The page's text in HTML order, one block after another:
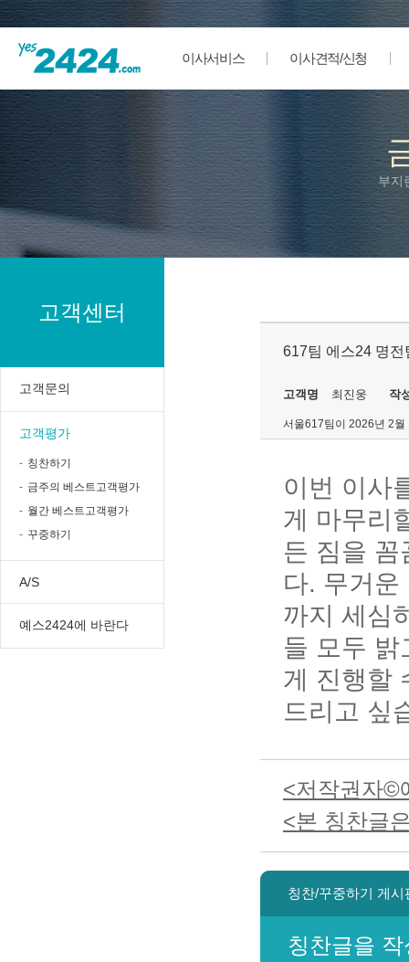
이사서비스 이사견적/신청
부지
고객센터
고객문의
고객평가
칭찬하기
금주의 베스트고객평가
월간 베스트고객평가
꾸중하기
A/S
예스2424에 바란다
617팀 에스24 명
고객명 최진웅 작
서울617팀이 2026년 2월
이번 이사
게 마무리
든 짐을 꼼
다. 무거
까지 세심
들 모두 밝
게 진행할
드리고 싶
<저작권자©
<본 칭찬글
칭찬/꾸중하기 게시
칭찬글을